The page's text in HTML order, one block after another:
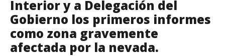
Interior y a Delegación del
Gobierno los primeros informes
como zona gravemente
afectada por la nevada.